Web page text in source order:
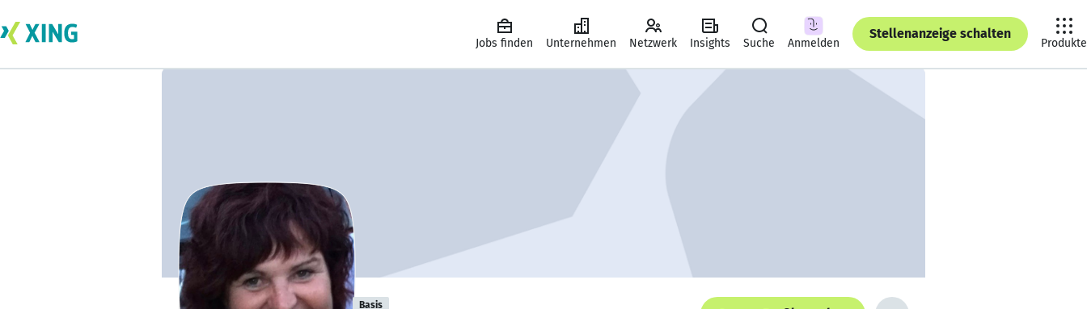
Jobs finden Unternehmen Netzwerk Insights Suche Anmelden
Stellenanzeige schalten
Produkte
Basis